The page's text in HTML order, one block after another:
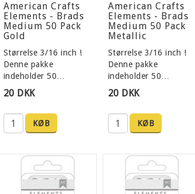
American Crafts
Elements - Brads
Medium 50 Pack
Gold
Størrelse 3/16 inch !
Denne pakke
indeholder 50…
20 DKK
KØB
American Crafts
Elements - Brads
Medium 50 Pack
Metallic
Størrelse 3/16 inch !
Denne pakke
indeholder 50…
20 DKK
KØB